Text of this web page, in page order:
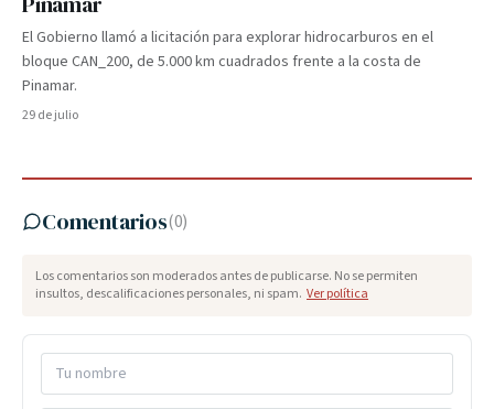
El Gobierno llamó a licitación para explorar hidrocarburos en el
bloque CAN_200, de 5.000 km cuadrados frente a la costa de
Pinamar.
29 de julio
Comentarios(0)
Los comentarios son moderados antes de publicarse. No se permiten
insultos, descalificaciones personales, ni spam. Ver política